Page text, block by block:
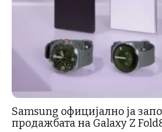
Samsung официјално ја
продажбата на Galaxy Z